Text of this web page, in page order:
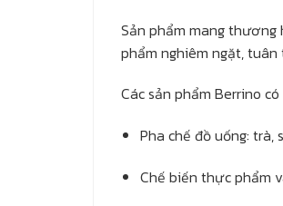
Sản phẩm mang
phẩm nghiêm ngặt, tuân
Các sản phẩm Berrino
Pha chế đồ uống: trà,
Chế biến thực phẩm